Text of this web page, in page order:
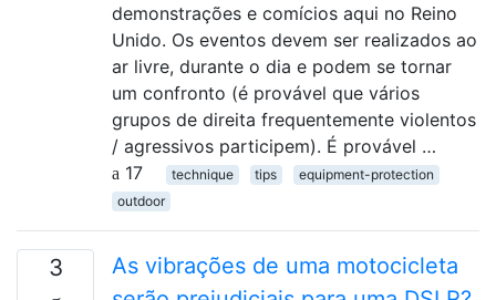
demonstrações e comícios aqui no Reino
Unido. Os eventos devem ser realizados ao
ar livre, durante o dia e podem se tornar
um confronto (é provável que vários
grupos de direita frequentemente violentos
/ agressivos participem). É provável …
17
technique tips
equipment-protection
outdoor
3
As vibrações de uma motocicleta